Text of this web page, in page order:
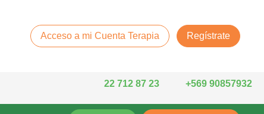
Acceso a mi Cuenta Terapia Regístrate
22 712 87 23 +569 90857932